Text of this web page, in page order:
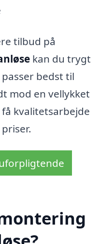
tilbud på
kan du trygt
bedst til
mod en vellykket
kvalitetsarbejde